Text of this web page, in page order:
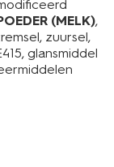
(MELK),
zuursel,
glansmiddel